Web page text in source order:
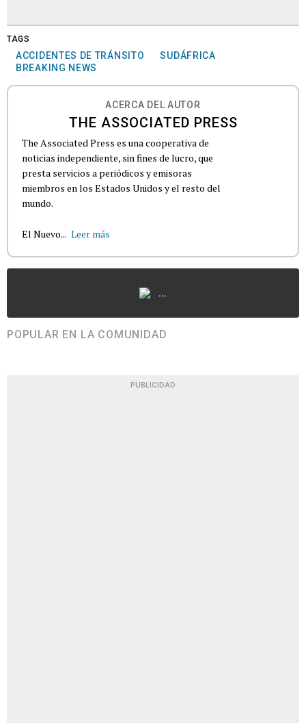
TAGS
ACCIDENTES DE TRÁNSITO
SUDÁFRICA
BREAKING NEWS
ACERCA DEL AUTOR
THE ASSOCIATED PRESS
The Associated Press es una cooperativa de
noticias independiente, sin fines de lucro, que
presta servicios a periódicos y emisoras
miembros en los Estados Unidos y el resto del
mundo.
El Nuevo... Leer más
...
POPULAR EN LA COMUNIDAD
PUBLICIDAD